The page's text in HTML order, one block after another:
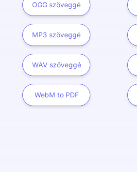
OGG szöveggé
MP3 szöveggé
WAV szöveggé
WebM to PDF